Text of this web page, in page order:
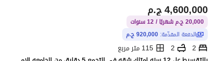
ج.م4,600,000
20,000 ج.م شهريًا / 12 سنوات
الدفعة المقدّمة: 920,000 ج.م
2
2
115 متر مربع